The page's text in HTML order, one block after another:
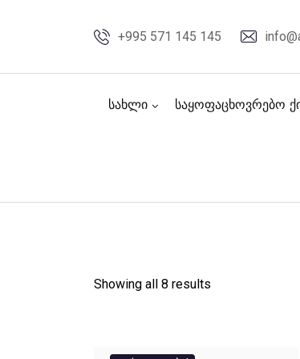
+995 571 145 145
სახლი საყოფაცხოვრებო
Showing all 8 results